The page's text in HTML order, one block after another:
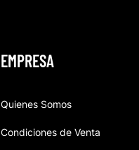
EMPRESA
Quienes Somos
Condiciones de Venta